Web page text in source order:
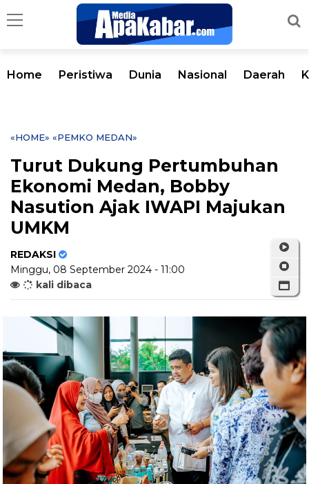
Home Peristiwa Dunia Nasional Daerah
«HOME» «PEMKO MEDAN»
Turut Dukung Pertumbuhan
Ekonomi Medan, Bobby
Nasution Ajak IWAPI Majukan
UMKM
REDAKSI
Minggu, 08 September 2024 - 11:00
kali dibaca